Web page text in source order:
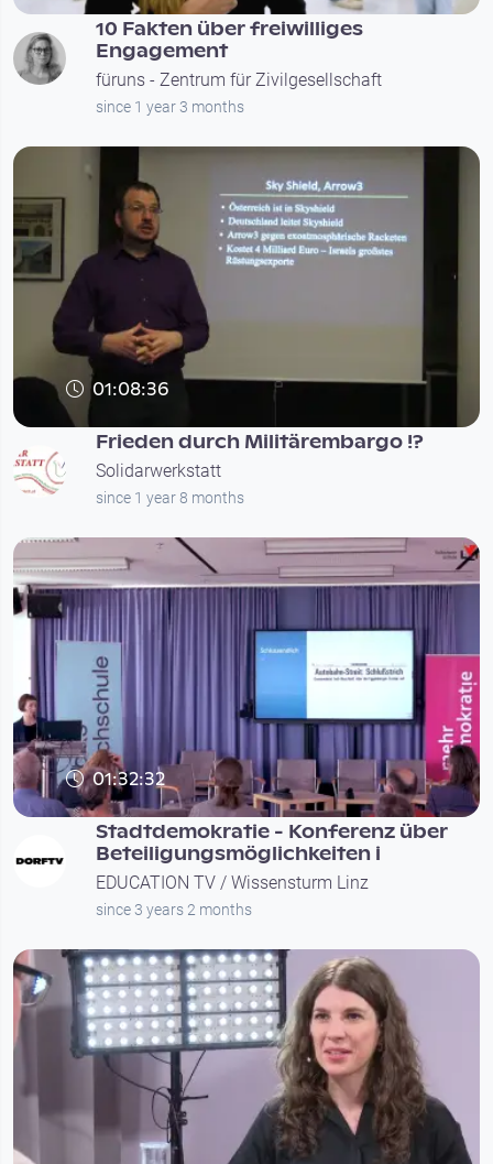
10 Fakten über freiwilliges
Engagement
füruns - Zentrum für Zivilgesellschaft
since 1 year 3 months
01:08:36
Frieden durch Militärembargo !?
Solidarwerkstatt
since 1 year 8 months
01:32:32
Stadtdemokratie - Konferenz über
Beteiligungsmöglichkeiten i
EDUCATION TV / Wissensturm Linz
since 3 years 2 months